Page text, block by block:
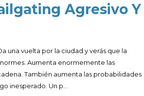
Agresivo Y
una vuelta por la ciudad y verás que la
Aumenta enormemente las
También aumenta las probabilidades
inesperado. Un p...